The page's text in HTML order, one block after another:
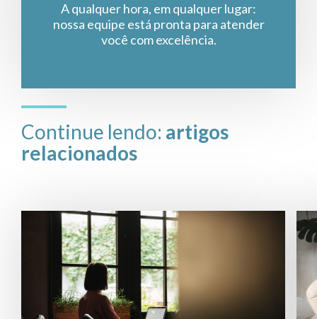
A qualquer hora, em qualquer lugar:
nossa equipe está pronta para atender
você com excelência.
Continue lendo: artigos
relacionados